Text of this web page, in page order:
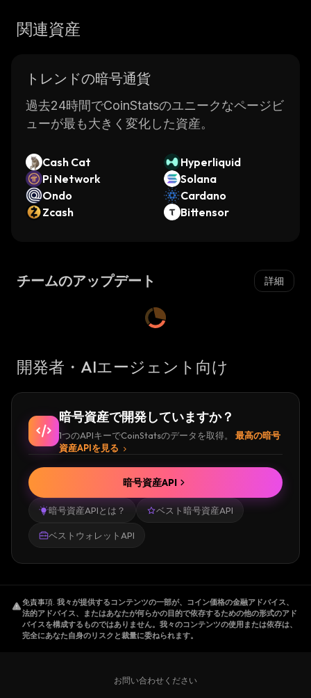
関連資産
トレンドの暗号通貨
過去24時間でCoinStatsのユニークなページビ
ューが最も大きく変化した資産。
Cash Cat
Hyperliquid
Pi Network
Solana
Ondo
Cardano
Zcash
Bittensor
チームのアップデート 詳細
開発者・AIエージェント向け
暗号資産で開発していますか？
1つのAPIキーでCoinStatsのデータを取得。
最高の暗号
資産APIを見る
暗号資産APIとは？ ベスト暗号資産API
ベストウォレットAPI
暗号資産API
免責事項. 我々が提供するコンテンツの一部が、コイン価格の金融アドバイス、
法的アドバイス、またはあなたが何らかの目的で依存するための他の形式のアド
バイスを構成するものではありません。我々のコンテンツの使用または依存は、
完全にあなた自身のリスクと裁量に委ねられます。
お問い合わせください